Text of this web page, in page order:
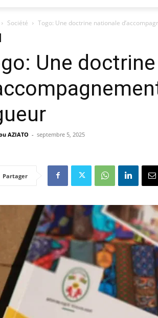
Société Togo: Une doctrine nationale
Une
AZIATO - septembre 5, 2025
Partager